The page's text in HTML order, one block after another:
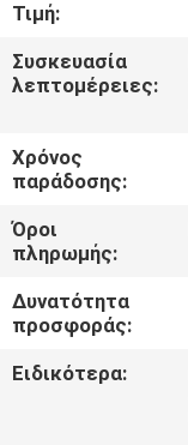
ΣΕ
ΕΠΑΦΉ
ΕΙΔΉΣΕΙΣ
ΖΗΤΉΣΤΕ
ΈΝΑ
ΑΠΌΣΠΑΣΜΑ
Τιμή:
Συσκευασία
λεπτομέρειες:
Χρόνος
παράδοσης:
Όροι
πληρωμής:
Δυνατότητα
προσφοράς:
Ειδικότερα: